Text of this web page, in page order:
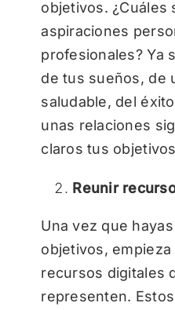
objetivos. ¿Cuáles
aspiraciones
profesionales? Ya
de tus sueños, de
saludable, del
unas relaciones
claros tus
Reunir
Una vez que
objetivos,
recursos digitales
representen.